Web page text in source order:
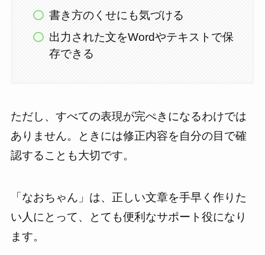
書き方のくせにも気づける
出力された文をWordやテキストで保
存できる
ただし、すべての表現が完ぺきになるわけでは
ありません。ときには修正内容を自分の目で確
認することも大切です。
「なおちゃん」は、正しい文章を手早く作りた
い人にとって、とても便利なサポート役になり
ます。